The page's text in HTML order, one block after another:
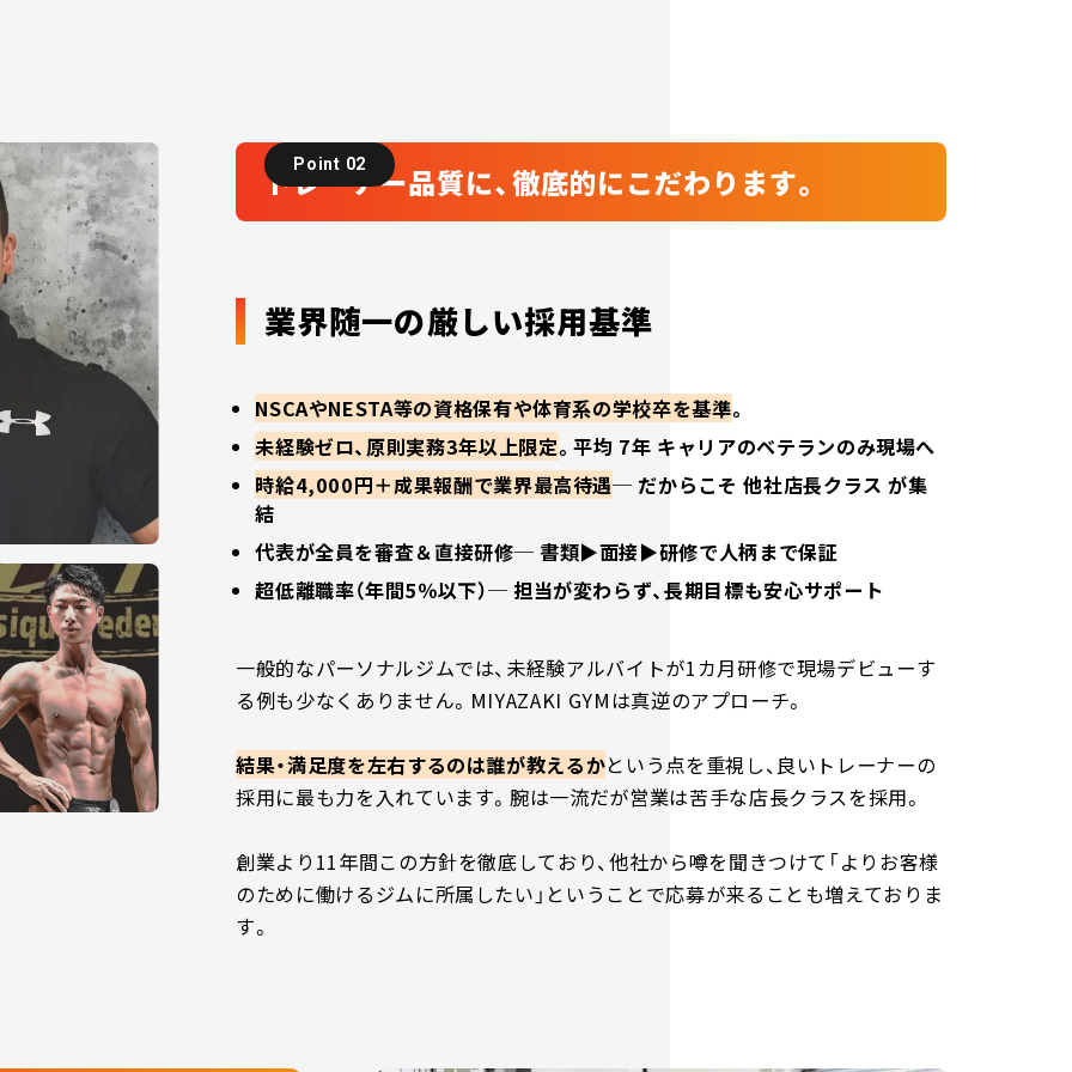
Point 02
トレーナー品質に、徹底的にこだわります。
業界随一の厳しい採用基準
NSCAやNESTA等の資格保有や体育系の学校卒を基準。
未経験ゼロ、原則実務3年以上限定。平均 7年 キャリアのベテランのみ現場へ
時給4,000円＋成果報酬で業界最高待遇─ だからこそ 他社店長クラス が集
結
代表が全員を審査＆直接研修─ 書類▶面接▶研修で人柄まで保証
超低離職率（年間5％以下）─ 担当が変わらず、長期目標も安心サポート
一般的なパーソナルジムでは、未経験アルバイトが1カ月研修で現場デビューす
る例も少なくありません。MIYAZAKI GYMは真逆のアプローチ。
結果・満足度を左右するのは誰が教えるかという点を重視し、良いトレーナーの
採用に最も力を入れています。腕は一流だが営業は苦手な店長クラスを採用。
創業より11年間この方針を徹底しており、他社から噂を聞きつけて「よりお客様
のために働けるジムに所属したい」ということで応募が来ることも増えておりま
す。